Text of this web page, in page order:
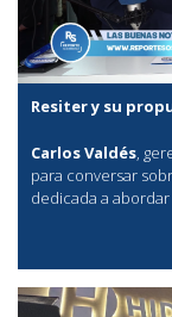
Resiter y su
Carlos Valdés,
para conversar
dedicada a